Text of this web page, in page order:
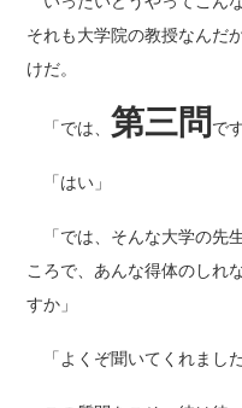
それも大学院の教授なんだ
けだ。
「では、第三問で
「はい」
「では、そんな大学の先
ころで、あんな得体のしれ
すか」
「よくぞ聞いてくれました